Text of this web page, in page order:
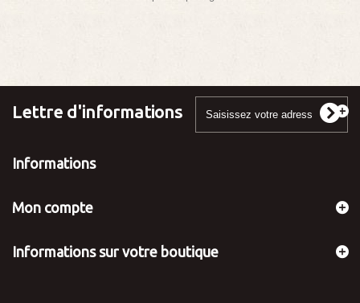
Lettre d'informations
Informations
Mon compte
Informations sur votre boutique